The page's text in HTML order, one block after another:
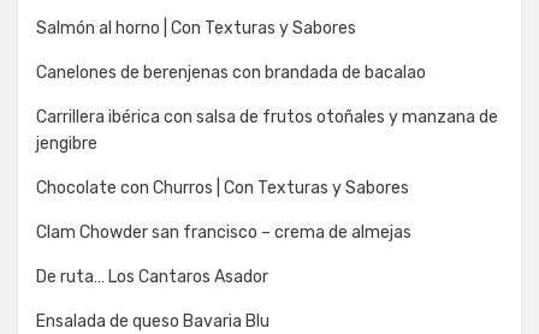
Salmón al horno | Con Texturas y Sabores
Canelones de berenjenas con brandada de bacalao
Carrillera ibérica con salsa de frutos otoñales y manzana de
jengibre
Chocolate con Churros | Con Texturas y Sabores
Clam Chowder san francisco – crema de almejas
De ruta… Los Cantaros Asador
Ensalada de queso Bavaria Blu